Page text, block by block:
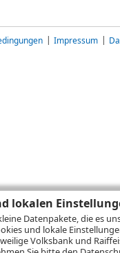
lokalen
Datenpakete, die es
und lokale
Volksbank und
Impressum